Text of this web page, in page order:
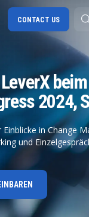
CONTACT US
2024,
in Change
und